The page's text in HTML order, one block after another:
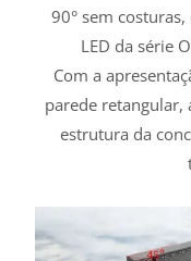
90° sem
LED da série
Com a
parede retangular,
estrutura da